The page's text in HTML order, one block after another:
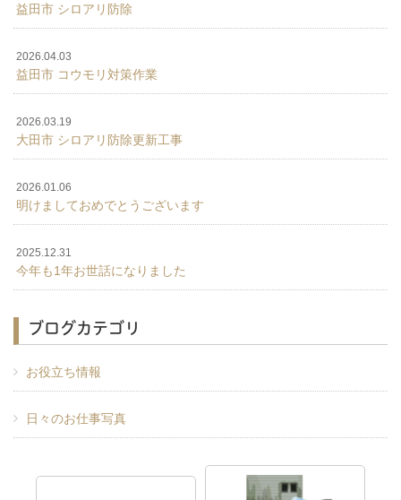
益田市 シロアリ防除
2026.04.03
益田市 コウモリ対策作業
2026.03.19
大田市 シロアリ防除更新工事
2026.01.06
明けましておめでとうございます
2025.12.31
今年も1年お世話になりました
ブログカテゴリ
お役立ち情報
日々のお仕事写真